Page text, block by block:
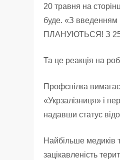
20 травня на
буде. «З введенням
ПЛАНУЮТЬСЯ! З 25
Та це реакція на
Профспілка
«Укрзалізниця» і
надавши статус
Найбільше медиків
зацікавленість